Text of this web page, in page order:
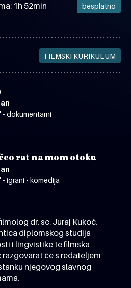
1h 52min
besplatno
FILMSKI KURIKULUM
• dokumentarni
rat na mom otoku
• igrani • komedija
dr. sc. Juraj Kukoč.
diplomskog studija
i lingvistike te filmska
će s redateljem
njegovog slavnog